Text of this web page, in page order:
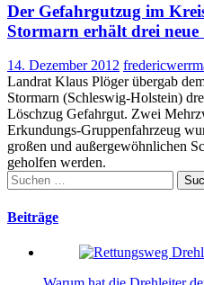
Der Gefahrgutzug im
Stormarn erhält drei neue
14. Dezember 2012
Landrat Klaus Plöger übergab
Stormarn (Schleswig-Holstein)
Löschzug Gefahrgut. Zwei
Erkundungs-Gruppenfahrzeug
großen und außergewöhnlichen
geholfen werden.
Suchen
nach:
Beiträge